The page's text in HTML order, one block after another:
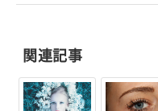
関連記事